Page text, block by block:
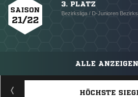
SAISON
21/22
3. PLATZ
Bezirksliga / D-Junioren
ALLE ANZEIGEN
HÖCHSTE